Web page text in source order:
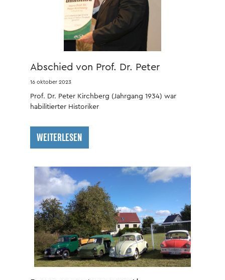
Abschied von Prof. Dr. Peter
Kirchberg
16 oktober 2023
Prof. Dr. Peter Kirchberg (Jahrgang 1934) war
habilitierter Historiker
WEITERLESEN